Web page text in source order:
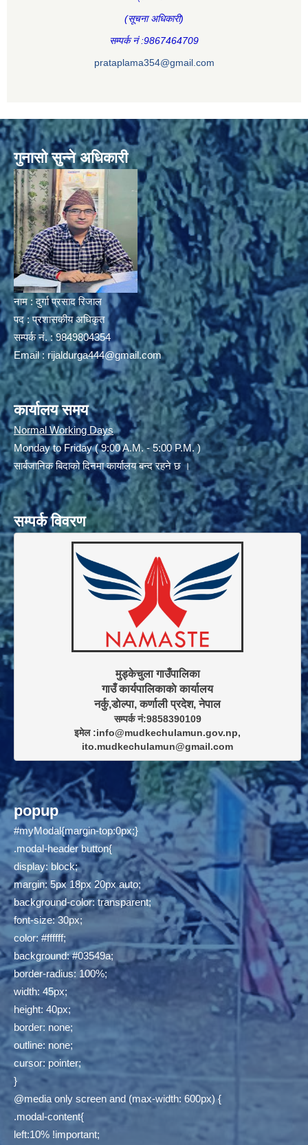
(सूचना अधिकारी)
सम्पर्क नं :9867464709
prataplama354@gmail.com
गुनासो सुन्ने अधिकारी
नाम : दुर्गा प्रसाद रिजाल
पद : प्रशासकीय अधिकृत
सम्पर्क नं. : 9849804354
Email : rijaldurga444@gmail.com
कार्यालय समय
Normal Working Days
Monday to Friday ( 9:00 A.M. - 5:00 P.M. )
सार्बजानिक बिदाको दिनमा कार्यालय बन्द रहने छ ।
सम्पर्क विवरण
मुड्केचुला गाउँपालिका
गाउँ कार्यपालिकाकाे कार्यालय
सम्पर्क नं:9858390109
इमेल :info@mudkechulamun.gov.np,
ito.mudkechulamun@gmail.com
popup
#myModal{margin-top:0px;}
.modal-header button{
display: block;
margin: 5px 18px 20px auto;
background-color: transparent;
font-size: 30px;
color: #ffffff;
background: #03549a;
border-radius: 100%;
width: 45px;
height: 40px;
border: none;
outline: none;
cursor: pointer;
}
@media only screen and (max-width: 600px) {
.modal-content{
left:10% !important;